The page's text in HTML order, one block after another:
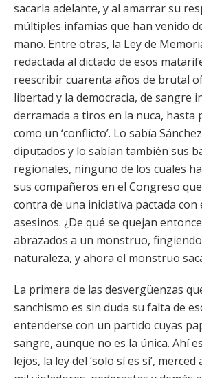
sacarla adelante, y al amarrar su
múltiples infamias que han venido
mano. Entre otras, la Ley de
redactada al dictado de esos
reescribir cuarenta años de brutal
libertad y la democracia, de sangre
derramada a tiros en la nuca, hasta
como un ‘conflicto’. Lo sabía
diputados y lo sabían también sus
regionales, ninguno de los cuales
sus compañeros en el Congreso
contra de una iniciativa pactada con
asesinos. ¿De qué se quejan
abrazados a un monstruo,
naturaleza, y ahora el monstruo
La primera de las desvergüenzas
sanchismo es sin duda su falta de
entenderse con un partido cuyas
sangre, aunque no es la única. Ahí
lejos, la ley del ‘solo sí es sí’, merced